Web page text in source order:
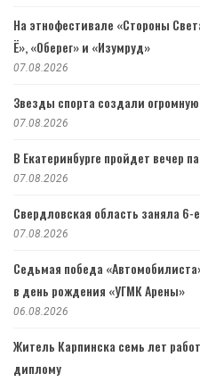
На этнофестивале «Стороны
Ё», «Оберег» и «Изумруд»
07.08.2026
Звезды спорта создали
07.08.2026
В Екатеринбурге пройдет вечер
07.08.2026
Свердловская область заняла 6-
07.08.2026
Седьмая победа
в день рождения «УГМК Арены»
06.08.2026
Житель Карпинска семь лет
диплому